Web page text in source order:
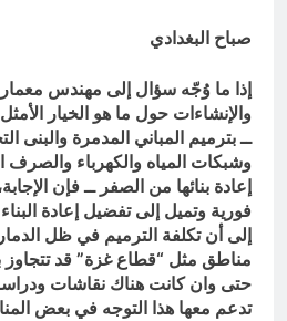
صباح البغدادي
إذا ما وُجّه سؤال إلى مهندس
والإنشاءات حول ما هو الخيار
ــ بترميم المباني المدمرة والبنى
وشبكات المياه والكهرباء
إعادة بنائها من الصفر ــ فإن
فورية وتميل إلى تفضيل إعادة
إلى أن تكلفة الترميم في ظل
مناطق مثل “قطاع غزة” قد تتجاوز
حتى وان كانت هناك نقاشات
تدعم معها هذا التوجه في بعض